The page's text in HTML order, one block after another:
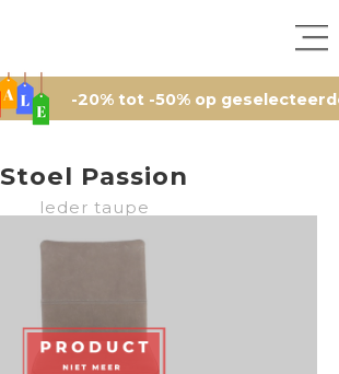
-20% tot -50% op geselecteerde
Stoel Passion
leder taupe